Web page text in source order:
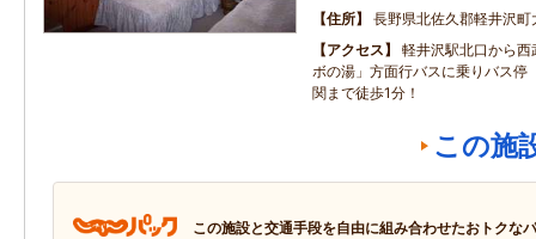
住所
長野県北佐久郡軽井沢
アクセス
軽井沢駅北口から
ボの湯」方面行バスに乗りバス停
関まで徒歩1分！
この施
この施設と交通手段を自由に組み合わせたおトクな